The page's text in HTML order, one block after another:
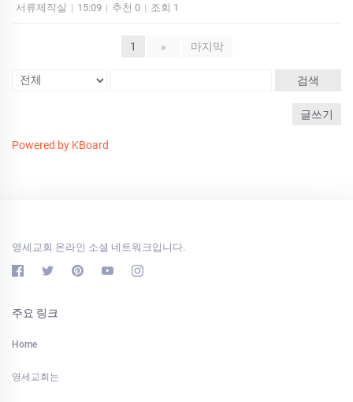
서류제작실 | 15:09 | 추천 0 | 조회 1
1 » 마지막
검색
글쓰기
Powered by KBoard
영세교회 온라인 소셜 네트워크입니다.
주요 링크
Home
영세교회는